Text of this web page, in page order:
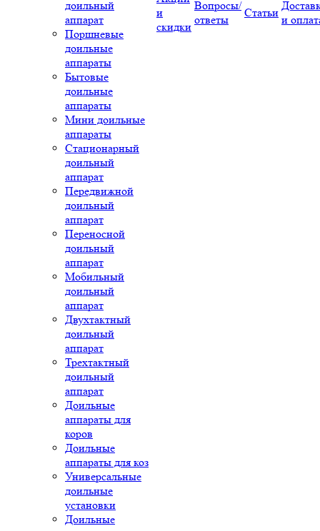
доильный
аппарат
Поршневые
доильные
аппараты
Бытовые
доильные
аппараты
Мини доильные
аппараты
Стационарный
доильный
аппарат
Передвижной
доильный
аппарат
Переносной
доильный
аппарат
Мобильный
доильный
аппарат
Двухтактный
доильный
аппарат
Трехтактный
доильный
аппарат
Доильные
аппараты для
коров
Доильные
аппараты для коз
Универсальные
доильные
установки
Доильные
и
скидки
Вопросы/
ответы
Статьи
и